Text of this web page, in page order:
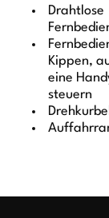
Drahtlose
Kippen,
eine
steuern